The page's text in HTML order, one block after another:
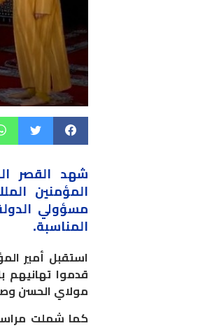
المؤمنين
مسؤولي
المناسبة.
استقبل أمير
قدموا تهانيهم
مولاي الحسن
كما شملت